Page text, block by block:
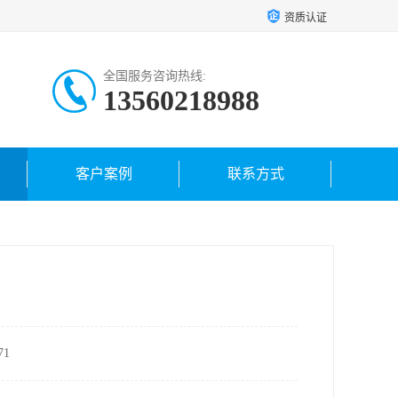
资质认证
全国服务咨询热线:
13560218988
客户案例 联系方式